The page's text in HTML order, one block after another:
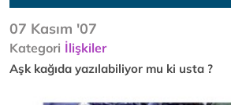
07 Kasım '07
Kategori İlişkiler
Aşk kağıda yazılabiliyor mu ki usta ?